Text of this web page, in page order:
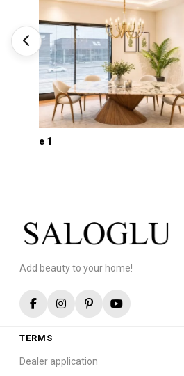
Table 1
Add beauty to your home!
TERMS
Dealer application